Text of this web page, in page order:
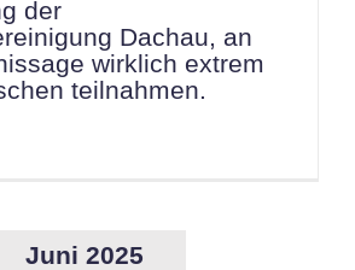
der
Dachau, an
wirklich extrem
teilnahmen.
Juni 2025